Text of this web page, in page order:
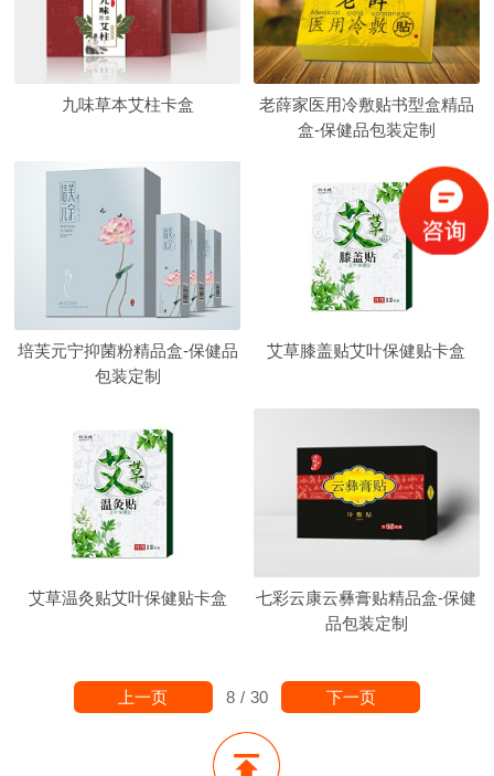
九味草本艾柱卡盒
老薛家医用冷敷贴书型盒精品
盒-保健品包装定制
培芙元宁抑菌粉精品盒-保健品
包装定制
艾草膝盖贴艾叶保健贴卡盒
艾草温灸贴艾叶保健贴卡盒
七彩云康云彝膏贴精品盒-保健
品包装定制
8 / 30
上一页 下一页